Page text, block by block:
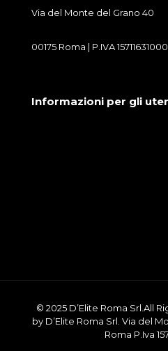
Via del Monte del Grano 40
00175 Roma | P.IVA 15711631000
Informazioni per gli
© 2025 D’Elite Roma Srl.All
by D’Elite Roma Srl. Via del
Roma P.Iva